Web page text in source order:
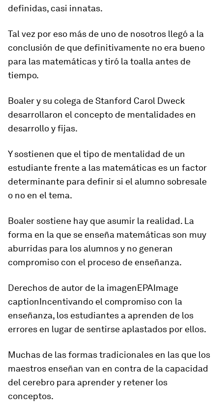
definidas, casi innatas.
Tal vez por eso más de uno de nosotros llegó a la
conclusión de que definitivamente no era bueno
para las matemáticas y tiró la toalla antes de
tiempo.
Boaler y su colega de Stanford Carol Dweck
desarrollaron el concepto de mentalidades en
desarrollo y fijas.
Y sostienen que el tipo de mentalidad de un
estudiante frente a las matemáticas es un factor
determinante para definir si el alumno sobresale
o no en el tema.
Boaler sostiene hay que asumir la realidad. La
forma en la que se enseña matemáticas son muy
aburridas para los alumnos y no generan
compromiso con el proceso de enseñanza.
Derechos de autor de la imagenEPAImage
captionIncentivando el compromiso con la
enseñanza, los estudiantes a aprenden de los
errores en lugar de sentirse aplastados por ellos.
Muchas de las formas tradicionales en las que los
maestros enseñan van en contra de la capacidad
del cerebro para aprender y retener los
conceptos.